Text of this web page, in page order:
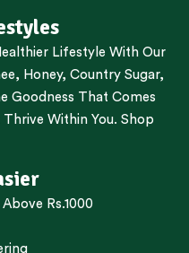
Lifestyle With Our
, Honey, Country Sugar,
Goodness That Comes
Within You. Shop
Rs.1000